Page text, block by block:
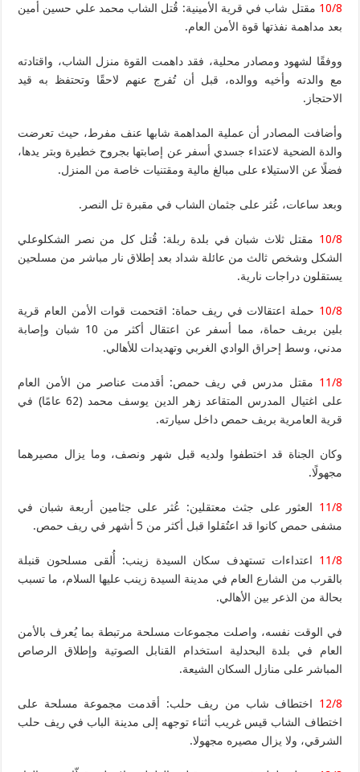
10/8 مقتل شاب في قرية الأمينية: قُتل الشاب محمد علي حسين أمين
بعد مداهمة نفذتها قوة الأمن العام.
ووفقًا لشهود ومصادر محلية، فقد داهمت القوة منزل الشاب، واقتادته
مع والدته وأخيه ووالده، قبل أن تُفرج عنهم لاحقًا وتحتفظ به قيد
الاحتجاز.
وأضافت المصادر أن عملية المداهمة شابها عنف مفرط، حيث تعرضت
والدة الضحية لاعتداء جسدي أسفر عن إصابتها بجروح خطيرة وبتر يدها،
فضلًا عن الاستيلاء على مبالغ مالية ومقتنيات خاصة من المنزل.
وبعد ساعات، عُثر على جثمان الشاب في مقبرة تل النصر.
10/8 مقتل ثلاث شبان في بلدة ربلة: قُتل كل من نصر الشكلوعلي
الشكل وشخص ثالث من عائلة شداد بعد إطلاق نار مباشر من مسلحين
يستقلون دراجات نارية.
10/8 حملة اعتقالات في ريف حماة: اقتحمت قوات الأمن العام قرية
بلين بريف حماة، مما أسفر عن اعتقال أكثر من 10 شبان وإصابة
مدني، وسط إحراق الوادي الغربي وتهديدات للأهالي.
11/8 مقتل مدرس في ريف حمص: أقدمت عناصر من الأمن العام
على اغتيال المدرس المتقاعد زهر الدين يوسف محمد (62 عامًا) في
قرية العامرية بريف حمص داخل سيارته.
وكان الجناة قد اختطفوا ولديه قبل شهر ونصف، وما يزال مصيرهما
مجهولًا.
11/8 العثور على جثث معتقلين: عُثر على جثامين أربعة شبان في
مشفى حمص كانوا قد اعتُقلوا قبل أكثر من 5 أشهر في ريف حمص.
11/8 اعتداءات تستهدف سكان السيدة زينب: أُلقى مسلحون قنبلة
بالقرب من الشارع العام في مدينة السيدة زينب عليها السلام، ما تسبب
بحالة من الذعر بين الأهالي.
في الوقت نفسه، واصلت مجموعات مسلحة مرتبطة بما يُعرف بالأمن
العام في بلدة البحدلية استخدام القنابل الصوتية وإطلاق الرصاص
المباشر على منازل السكان الشيعة.
12/8 اختطاف شاب من ريف حلب: أقدمت مجموعة مسلحة على
اختطاف الشاب قيس غريب أثناء توجهه إلى مدينة الباب في ريف حلب
الشرقي، ولا يزال مصيره مجهولا.